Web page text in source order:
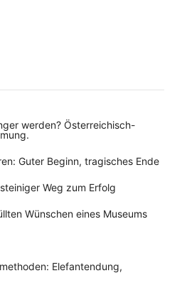
werden? Österreichisch-
Guter Beginn, tragisches Ende
Weg zum Erfolg
Wünschen eines Museums
Elefantendung,